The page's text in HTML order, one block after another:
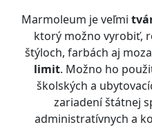
Marmoleum je veľmi
ktorý možno vyrobiť,
štýloch, farbách aj
limit. Možno ho
školských a
zariadení štátnej
administratívnych a